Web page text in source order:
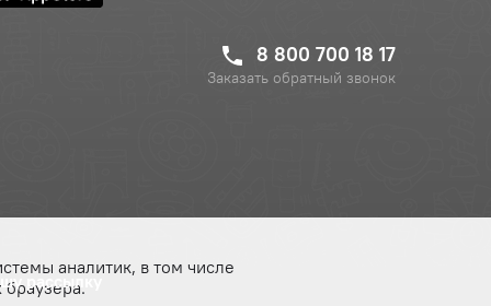
8 800 700 18 17
Заказать обратный звонок
рассылку
аналитик, в том числе
браузера.